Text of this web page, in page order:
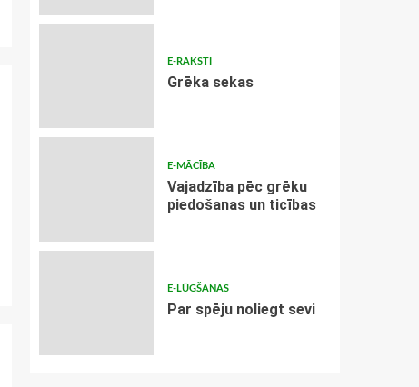
E-RAKSTI
Grēka sekas
E-MĀCĪBA
Vajadzība pēc grēku
piedošanas un ticības
E-LŪGŠANAS
Par spēju noliegt sevi